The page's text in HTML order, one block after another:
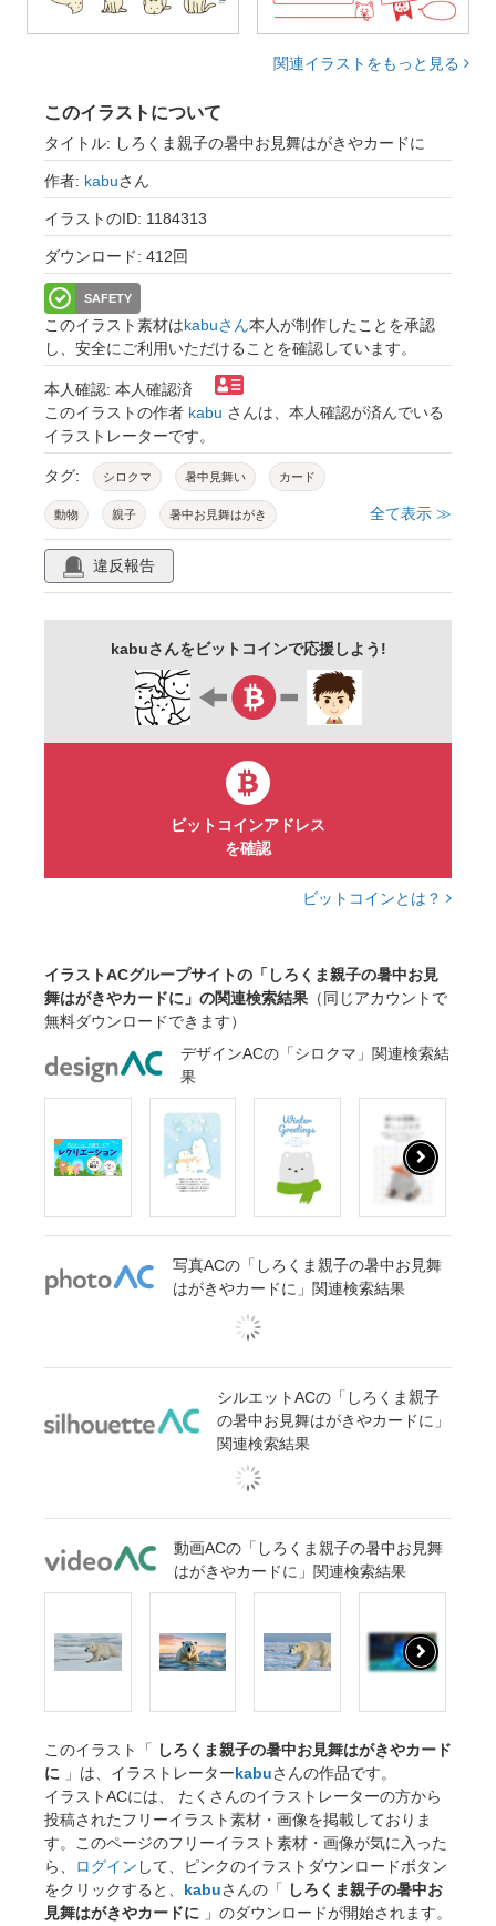
関連イラストをもっと見る
このイラストについて
タイトル: しろくま親子の暑中お見舞はがきやカードに
作者: kabuさん
イラストのID: 1184313
ダウンロード: 412回
SAFETY
このイラスト素材はkabuさん本人が制作したことを承認
し、安全にご利用いただけることを確認しています。
本人確認: 本人確認済
このイラストの作者 kabu さんは、本人確認が済んでいる
イラストレーターです。
タグ: シロクマ 暑中見舞い カード
動物 親子 暑中お見舞はがき
テンプレート 縦
涼しい 清涼感 納涼 夏 夏休み
ソフトクリーム アイスクリーム つめたい
青 暑中お見舞 フォトフレーム
猛暑
ゆるキャラ テンプレ
文字スペース
グリーティングカード
全て表示 ≫
違反報告
kabuさんをビットコインで応援しよう!
ビットコインアドレス
を確認
ビットコインとは？
イラストACグループサイトの「しろくま親子の暑中お見
舞はがきやカードに」の関連検索結果 （同じアカウントで
無料ダウンロードできます）
デザインACの「シロクマ」関連検索結
果
写真ACの「しろくま親子の暑中お見舞
はがきやカードに」関連検索結果
シルエットACの「しろくま親子
の暑中お見舞はがきやカードに」
関連検索結果
動画ACの「しろくま親子の暑中お見舞
はがきやカードに」関連検索結果
このイラスト「 しろくま親子の暑中お見舞はがきやカード
に 」は、イラストレーターkabuさんの作品です。
イラストACには、 たくさんのイラストレーターの方から
投稿されたフリーイラスト素材・画像を掲載しておりま
す。このページのフリーイラスト素材・画像が気に入った
ら、
ログイン して、ピンクのイラストダウンロードボタン
をクリックすると、 kabuさんの「 しろくま親子の暑中お
見舞はがきやカードに 」のダウンロードが開始されます。